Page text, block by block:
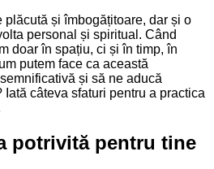
plăcută și îmbogățitoare, dar și o
personal și spiritual. Când
doar în spațiu, ci și în timp, în
putem face ca această
și să ne aducă
câteva sfaturi pentru a practica
potrivită pentru tine